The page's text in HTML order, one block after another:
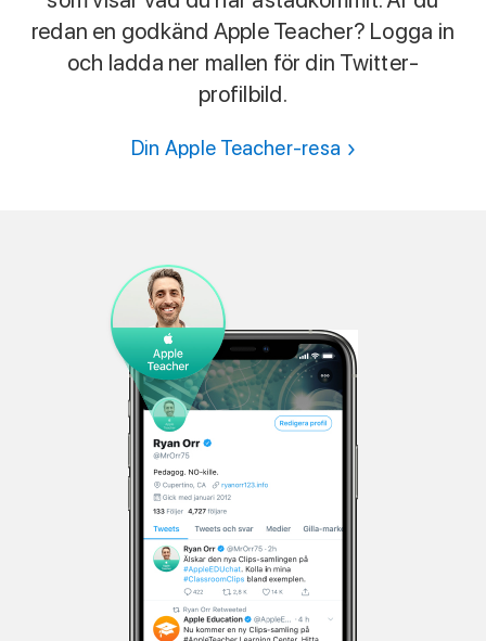
redan en godkänd Apple Teacher? Logga in
och ladda ner mallen för din Twitter-
profilbild.
Din Apple Teacher-resa